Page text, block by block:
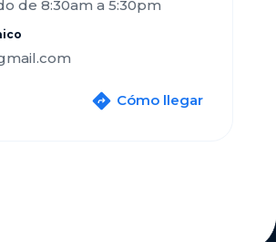
de 8:30am a 5:30pm
Cómo llegar